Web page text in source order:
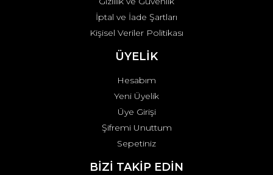
İptal ve İade Şartları
Kişisel Veriler Politikası
ÜYELİK
Hesabım
Yeni Üyelik
Üye Girişi
Şifremi Unuttum
Sepetiniz
BİZİ TAKİP EDİN